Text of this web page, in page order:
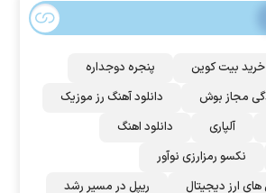
خرید بیت کوین
پنجره دوجداره
مجاز بوش
دانلود آهنگ رز‌ موزیک
آلپاری
دانلود اهنگ
نکسو رمزارزی نوآور
ارز دیجیتال
ریپل در مسیر رشد